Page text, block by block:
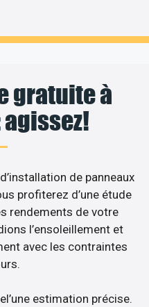
gratuite à
agissez!
de panneaux
profiterez d’une étude
rendements de votre
l’ensoleillement et
avec les contraintes
estimation précise.